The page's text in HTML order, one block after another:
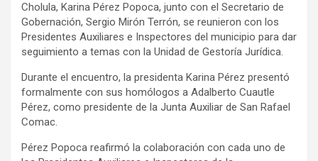
Cholula, Karina Pérez Popoca, junto con el Secretario de
Gobernación, Sergio Mirón Terrón, se reunieron con los
Presidentes Auxiliares e Inspectores del municipio para dar
seguimiento a temas con la Unidad de Gestoría Jurídica.
Durante el encuentro, la presidenta Karina Pérez presentó
formalmente con sus homólogos a Adalberto Cuautle
Pérez, como presidente de la Junta Auxiliar de San Rafael
Comac.
Pérez Popoca reafirmó la colaboración con cada uno de